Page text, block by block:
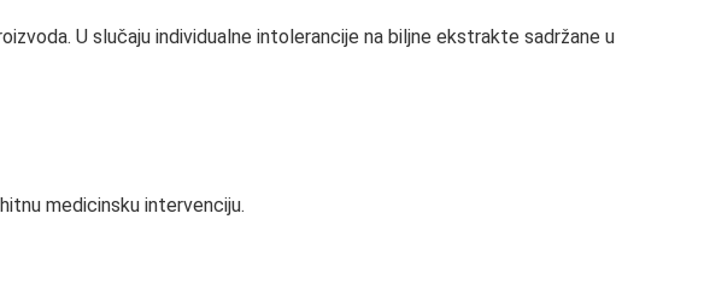
U slučaju individualne intolerancije na biljne ekstrakte sadržane u
medicinsku intervenciju.